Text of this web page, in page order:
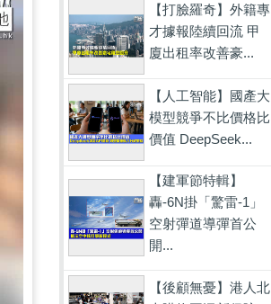
【打臉羅奇】外籍專
才據報陸續回流 甲
廈出租率改善豪...
【人工智能】國產大
模型競爭不比價格比
價值 DeepSeek...
【建軍節特輯】
轟-6N掛「驚雷-1」
空射彈道導彈首公
開...
【後顧無憂】港人北